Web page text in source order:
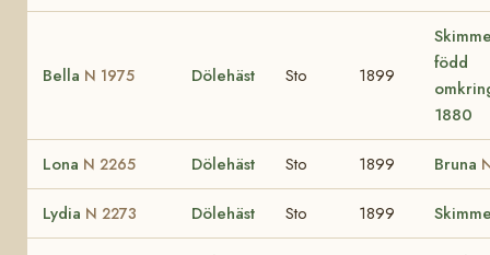
Bella N 1975 Dölehäst Sto 1899
född
1880
Lona N 2265 Dölehäst Sto 1899 Bruna
Lydia N 2273 Dölehäst Sto 1899